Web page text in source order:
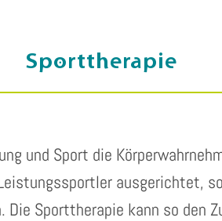
Sporttherapie
und Sport die
ausgerichtet,
Sporttherapie kann so den